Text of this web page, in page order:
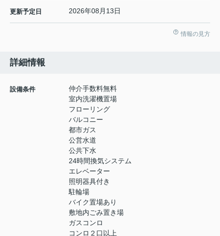
更新予定日 2026年08月13日
情報の見方
詳細情報
設備条件
仲介手数料無料
室内洗濯機置場
フローリング
バルコニー
都市ガス
公営水道
公共下水
24時間換気システム
エレベーター
照明器具付き
駐輪場
バイク置場あり
敷地内ごみ置き場
ガスコンロ
コンロ２口以上